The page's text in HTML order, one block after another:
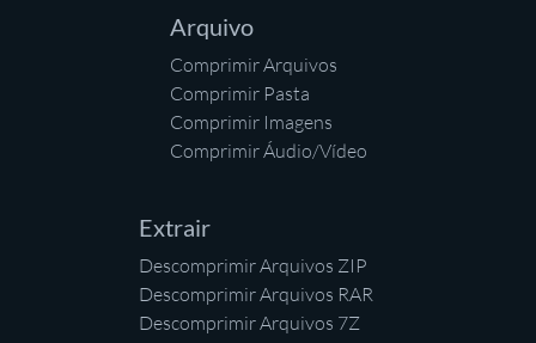
Arquivo
Comprimir Arquivos
Comprimir Pasta
Comprimir Imagens
Comprimir Áudio/Vídeo
Extrair
Descomprimir Arquivos ZIP
Descomprimir Arquivos RAR
Descomprimir Arquivos 7Z